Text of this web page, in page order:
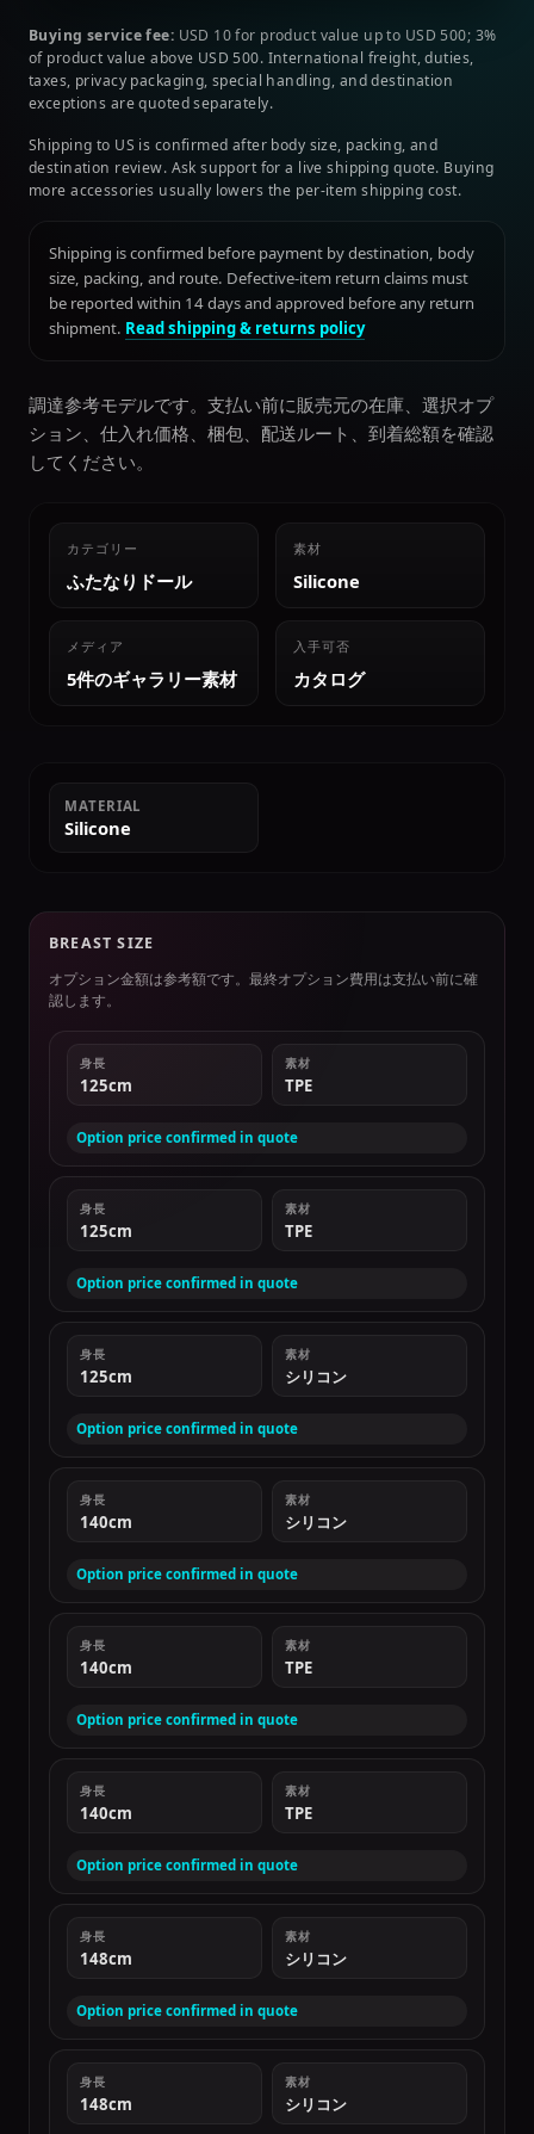
Buying service fee: USD 10 for product value up to USD 500; 3%
of product value above USD 500. International freight, duties,
taxes, privacy packaging, special handling, and destination
exceptions are quoted separately.
Shipping to US is confirmed after body size, packing, and
destination review. Ask support for a live shipping quote. Buying
more accessories usually lowers the per-item shipping cost.
Shipping is confirmed before payment by destination, body
size, packing, and route. Defective-item return claims must
be reported within 14 days and approved before any return
shipment. Read shipping & returns policy
調達参考モデルです。支払い前に販売元の在庫、選択オプ
ション、仕入れ価格、梱包、配送ルート、到着総額を確認
してください。
カテゴリー
ふたなりドール
素材
Silicone
メディア
5件のギャラリー素材
入手可否
カタログ
MATERIAL
Silicone
BREAST SIZE
オプション金額は参考額です。最終オプション費用は支払い前に確
認します。
身長
125cm
素材
TPE
Option price confirmed in quote
身長
125cm
素材
TPE
Option price confirmed in quote
身長
125cm
素材
シリコン
Option price confirmed in quote
身長
140cm
素材
シリコン
Option price confirmed in quote
身長
140cm
素材
TPE
Option price confirmed in quote
身長
140cm
素材
TPE
Option price confirmed in quote
身長
148cm
素材
シリコン
Option price confirmed in quote
身長
148cm
素材
シリコン